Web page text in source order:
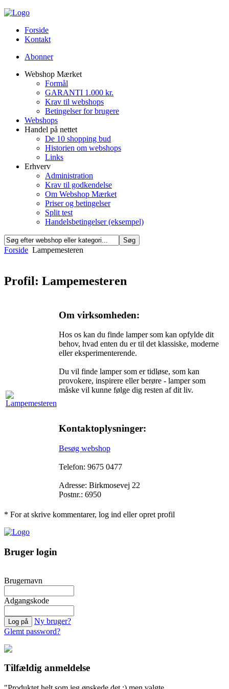
Forside
Kontakt
Abonner
Webshop Mærket
Formål
GARANTI 1.000 kr.
Krav til webshops
Betingelser for brugere
Webshops
Handel på nettet
De 10 shopping bud
Historien om webshops
Links
Erhverv
Administration
Krav til godkendelse
Om Webshop Mærket
Priser og betingelser
Split test
Handelsbetingelser (eksempel)
Forside Lampemesteren
Profil: Lampemesteren
Om virksomheden:
Hos os kan du finde lamper som kan opfylde dit
behov, hvad enten du er til det klassiske, moderne
eller eksperimenterende.
Du vil finde lamper som er tidløse, som kan
provokere, inspirere eller berøre - lamper som
måske vil kunne følge dig resten af dit liv.
Kontaktoplysninger:
Besøg webshop
Telefon: 9675 0477
Adresse: Birkmosevej 22
Postnr.: 6950
* For at skrive kommentarer, log ind eller opret profil
Bruger login
Brugernavn
Adgangskode
Ny bruger?
Glemt password?
Tilfældig anmeldelse